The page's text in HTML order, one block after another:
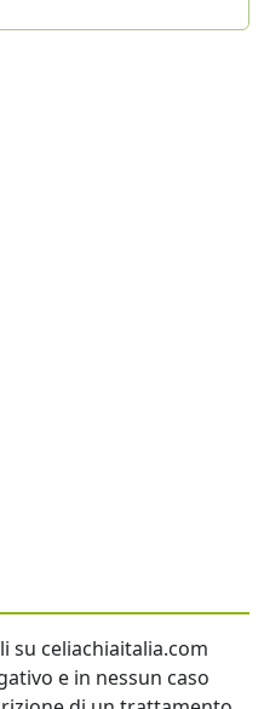
su celiachiaitalia.com
e in nessun caso